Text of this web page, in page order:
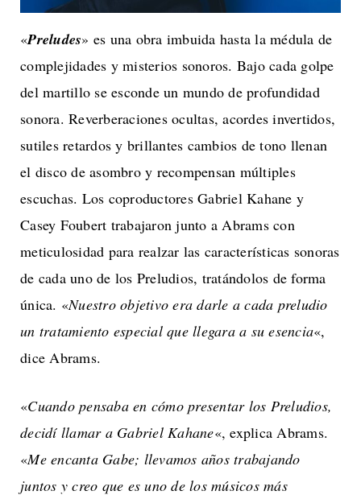
«Preludes» es una obra imbuida hasta la médula de
complejidades y misterios sonoros. Bajo cada golpe
del martillo se esconde un mundo de profundidad
sonora. Reverberaciones ocultas, acordes invertidos,
sutiles retardos y brillantes cambios de tono llenan
el disco de asombro y recompensan múltiples
escuchas. Los coproductores Gabriel Kahane y
Casey Foubert trabajaron junto a Abrams con
meticulosidad para realzar las características sonoras
de cada uno de los Preludios, tratándolos de forma
única. «Nuestro objetivo era darle a cada preludio
un tratamiento especial que llegara a su esencia«,
dice Abrams.
«Cuando pensaba en cómo presentar los Preludios,
decidí llamar a Gabriel Kahane«, explica Abrams.
«Me encanta Gabe; llevamos años trabajando
juntos y creo que es uno de los músicos más